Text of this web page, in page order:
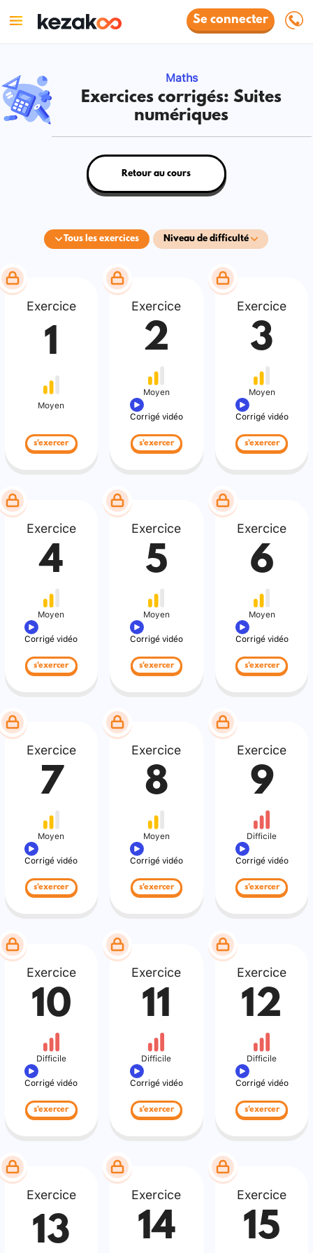
Se connecter
Maths
Exercices corrigés: Suites
numériques
Tous les exercices Niveau de difficulté
Retour au cours
Exercice
1
Moyen
s'exercer
Exercice
2
Moyen
Corrigé vidéo
s'exercer
Exercice
3
Moyen
Corrigé vidéo
s'exercer
Exercice
4
Moyen
Corrigé vidéo
s'exercer
Exercice
5
Moyen
Corrigé vidéo
s'exercer
Exercice
6
Moyen
Corrigé vidéo
s'exercer
Exercice
7
Moyen
Corrigé vidéo
s'exercer
Exercice
8
Moyen
Corrigé vidéo
s'exercer
Exercice
9
Difficile
Corrigé vidéo
s'exercer
Exercice
10
Difficile
Corrigé vidéo
s'exercer
Exercice
11
Difficile
Corrigé vidéo
s'exercer
Exercice
12
Difficile
Corrigé vidéo
s'exercer
Exercice
13
Exercice
14
Exercice
15